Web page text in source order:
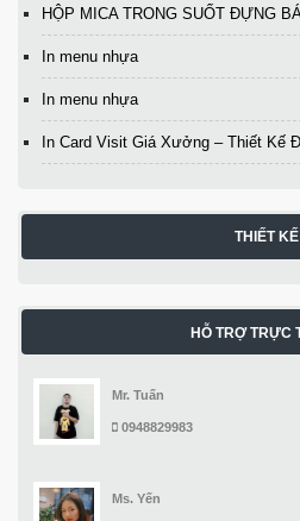
HỘP MICA TRONG SUỐT ĐỰNG
In menu nhựa
In menu nhựa
In Card Visit Giá Xưởng – Thiết Kế
THIẾT KẾ
HỖ TRỢ TRỰC
Mr. Tuấn
0948829983
Ms. Yến